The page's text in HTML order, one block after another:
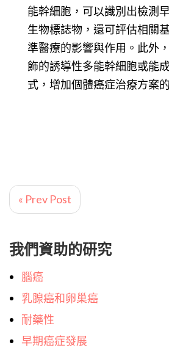
能幹細胞，可以識別出檢測
生物標誌物，還可評估相關
準醫療的影響與作用。此外
飾的誘導性多能幹細胞或能
式，增加個體癌症治療方案
« Prev Post
我們資助的研究
腦癌
乳腺癌和卵巢癌
耐藥性
早期癌症發展